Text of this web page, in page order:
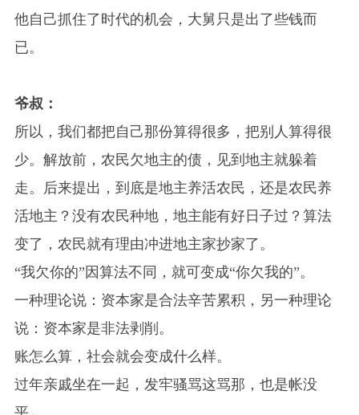
他自己抓住了时代的机会，大舅只是出了些钱而
已。
爷叔：
所以，我们都把自己那份算得很多，把别人算得很
少。解放前，农民欠地主的债，见到地主就躲着
走。后来提出，到底是地主养活农民，还是农民养
活地主？没有农民种地，地主能有好日子过？算法
变了，农民就有理由冲进地主家抄家了。
“我欠你的”因算法不同，就可变成“你欠我的”。
一种理论说：资本家是合法辛苦累积，另一种理论
说：资本家是非法剥削。
账怎么算，社会就会变成什么样。
过年亲戚坐在一起，发牢骚骂这骂那，也是帐没